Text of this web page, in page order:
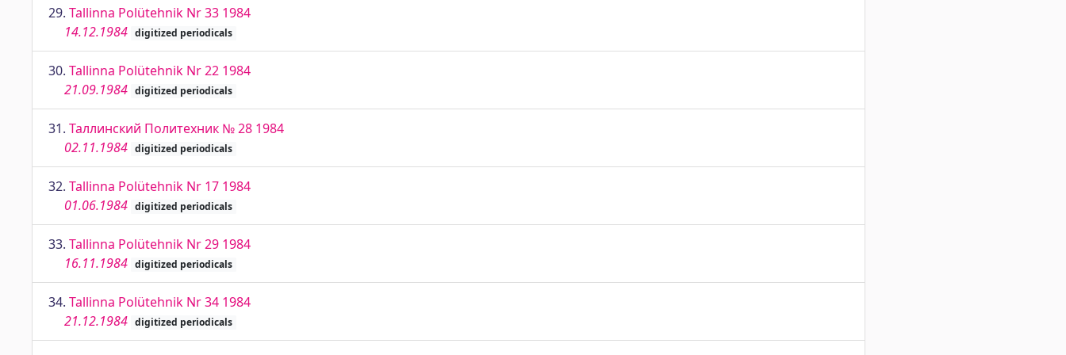
29. Tallinna Polütehnik Nr 33 1984
14.12.1984 digitized periodicals
30. Tallinna Polütehnik Nr 22 1984
21.09.1984 digitized periodicals
31. Таллинский Политехник № 28 1984
02.11.1984 digitized periodicals
32. Tallinna Polütehnik Nr 17 1984
01.06.1984 digitized periodicals
33. Tallinna Polütehnik Nr 29 1984
16.11.1984 digitized periodicals
34. Tallinna Polütehnik Nr 34 1984
21.12.1984 digitized periodicals